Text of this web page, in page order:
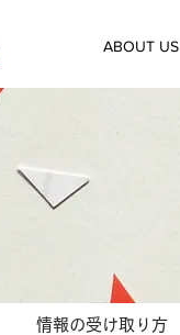
ABOUT US
情報の受け取り方